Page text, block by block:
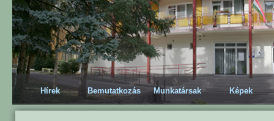
Hírek Bemutatkozás Munkatársak Képek